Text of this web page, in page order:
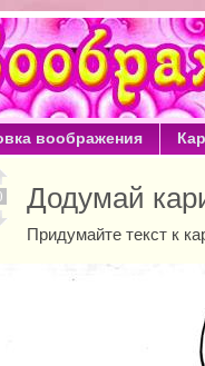
воображения
Додумай
Придумайте текст к